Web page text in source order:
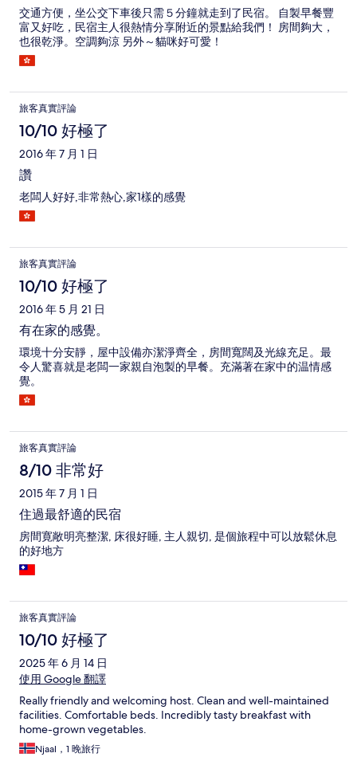
交通方便，坐公交下車後只需５分鐘就走到了民宿。 自製早餐豐
富又好吃，民宿主人很熱情分享附近的景點給我們！ 房間夠大，
也很乾淨。空調夠涼 另外～貓咪好可愛！
旅客真實評論
10/10 好極了
2016 年 7 月 1 日
讚
老闆人好好,非常熱心,家1樣的感覺
旅客真實評論
10/10 好極了
2016 年 5 月 21 日
有在家的感覺。
環境十分安靜，屋中設備亦潔淨齊全，房間寬闊及光線充足。最
令人驚喜就是老闆一家親自泡製的早餐。充滿著在家中的温情感
覺。
旅客真實評論
8/10 非常好
2015 年 7 月 1 日
住過最舒適的民宿
房間寛敞明亮整潔, 床很好睡, 主人親切, 是個旅程中可以放鬆休息
的好地方
旅客真實評論
10/10 好極了
2025 年 6 月 14 日
使用 Google 翻譯
Really friendly and welcoming host. Clean and well-maintained
facilities. Comfortable beds. Incredibly tasty breakfast with
home-grown vegetables.
Njaal，1 晚旅行